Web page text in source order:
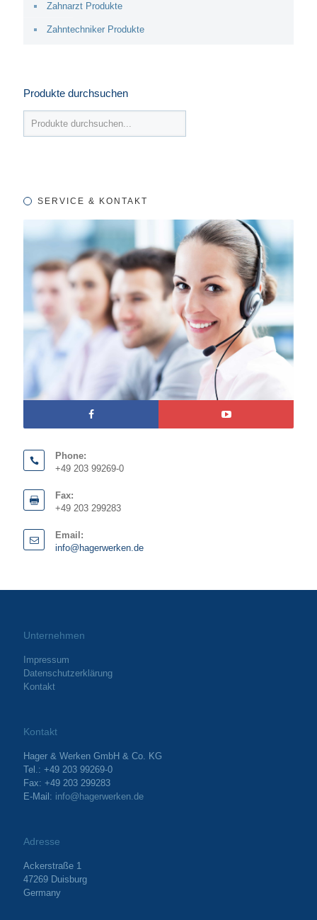
Zahnarzt Produkte
Zahntechniker Produkte
Produkte durchsuchen
SERVICE & KONTAKT
Phone:
+49 203 99269-0
Fax:
+49 203 299283
Email:
info@hagerwerken.de
Unternehmen
Impressum
Datenschutzerklärung
Kontakt
Kontakt
Hager & Werken GmbH & Co. KG
Tel.: +49 203 99269-0
Fax: +49 203 299283
E-Mail: info@hagerwerken.de
Adresse
Ackerstraße 1
47269 Duisburg
Germany